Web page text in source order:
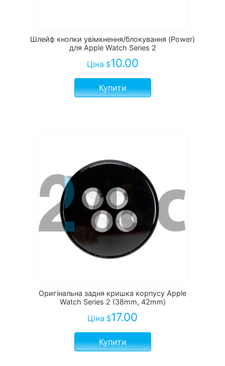
Шлейф кнопки увімкнення/блокування (Power)
для Apple Watch Series 2
Ціна $10.00
Купити
Оригінальна задня кришка корпусу Apple
Watch Series 2 (38mm, 42mm)
Ціна $17.00
Купити